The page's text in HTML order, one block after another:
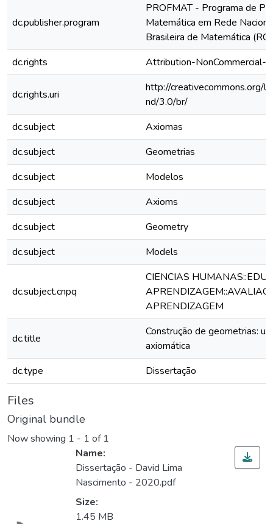
dc.publisher.program
PROFMAT - Programa de
Matemática em Rede
Brasileira de Matemática (RC)
dc.rights
Attribution-NonCommercial-
dc.rights.uri
http://creativecommons.org/
nd/3.0/br/
dc.subject
Axiomas
dc.subject
Geometrias
dc.subject
Modelos
dc.subject
Axioms
dc.subject
Geometry
dc.subject
Models
dc.subject.cnpq
CIENCIAS
APRENDIZAGEM
dc.title
Construção de geometrias:
axiomática
dc.type
Dissertação
Files
Original bundle
Now showing 1 - 1 of 1
Name:
Dissertação - David Lima
Nascimento - 2020.pdf
Size:
1.45 MB